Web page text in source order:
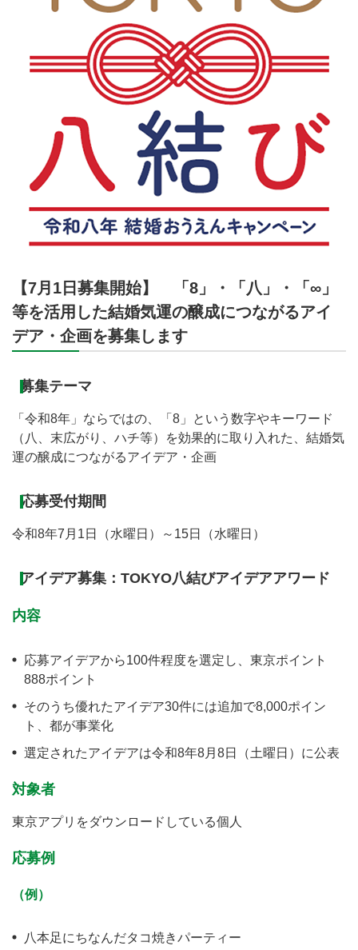
【7月1日募集開始】 「8」・「八」・「∞」
等を活用した結婚気運の醸成につながるアイ
デア・企画を募集します
募集テーマ
「令和8年」ならではの、「8」という数字やキーワード
（八、末広がり、ハチ等）を効果的に取り入れた、結婚気
運の醸成につながるアイデア・企画
応募受付期間
令和8年7月1日（水曜日）～15日（水曜日）
アイデア募集：TOKYO八結びアイデアアワード
内容
応募アイデアから100件程度を選定し、東京ポイント
888ポイント
そのうち優れたアイデア30件には追加で8,000ポイン
ト、都が事業化
選定されたアイデアは令和8年8月8日（土曜日）に公表
対象者
東京アプリをダウンロードしている個人
応募例
（例）
八本足にちなんだタコ焼きパーティー